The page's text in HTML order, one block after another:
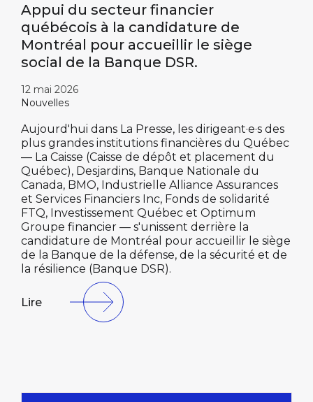
Appui du secteur financier
québécois à la candidature de
Montréal pour accueillir le siège
social de la Banque DSR.
12 mai 2026
Nouvelles
Aujourd'hui dans La Presse, les dirigeant·e·s des
plus grandes institutions financières du Québec
— La Caisse (Caisse de dépôt et placement du
Québec), Desjardins, Banque Nationale du
Canada, BMO, Industrielle Alliance Assurances
et Services Financiers Inc, Fonds de solidarité
FTQ, Investissement Québec et Optimum
Groupe financier — s'unissent derrière la
candidature de Montréal pour accueillir le siège
de la Banque de la défense, de la sécurité et de
la résilience (Banque DSR).
Lire